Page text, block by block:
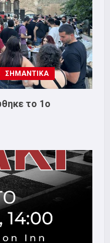
ΣΗΜΑΝΤΙΚΑ
το 1ο